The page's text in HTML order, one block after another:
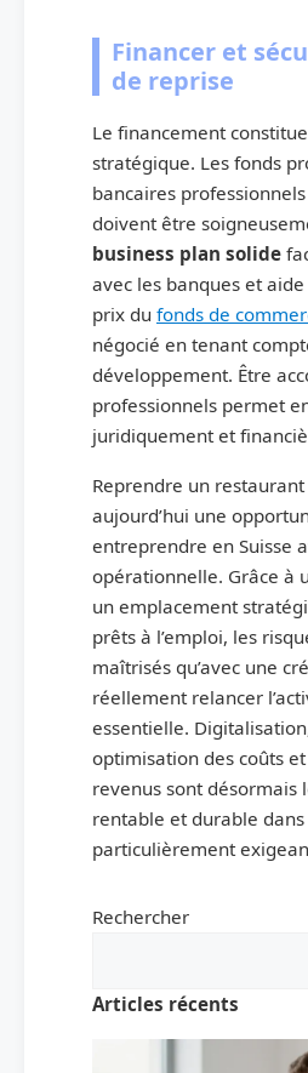
Financer et
de reprise
Le financement
stratégique. Les fonds
bancaires
doivent être
business plan solide
avec les banques et
prix du fonds de
négocié en tenant
développement. Être
professionnels permet
juridiquement et
Reprendre un
aujourd’hui une
entreprendre en Suisse
opérationnelle. Grâce à
un emplacement
prêts à l’emploi, les
maîtrisés qu’avec une
réellement relancer
essentielle.
optimisation des coûts
revenus sont désormais
rentable et durable
particulièrement
Rechercher
Articles récents